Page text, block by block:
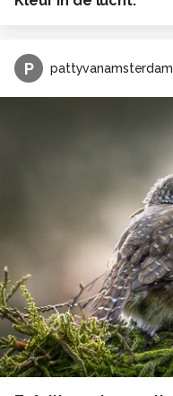
P pattyvanamsterdam